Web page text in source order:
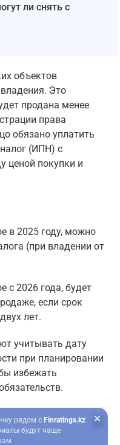
ли снять с
объектов
Это
продана менее
права
обязано уплатить
(ИПН) с
ценой покупки и
в 2025 году, можно
(при владении от
с 2026 года, будет
если срок
лет.
учитывать дату
при планировании
избежать
рядом с Finratings.kz
будут чаще